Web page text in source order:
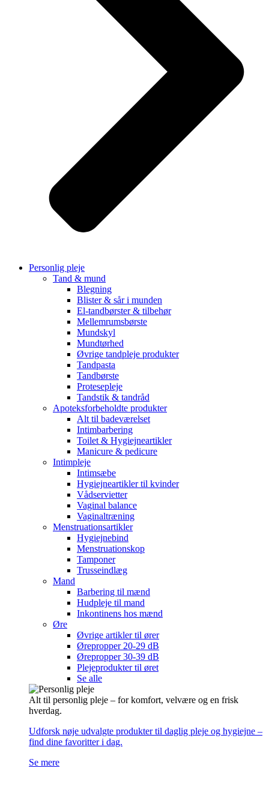
Personlig pleje
Tand & mund
Blegning
Blister & sår i munden
El-tandbørster & tilbehør
Mellemrumsbørste
Mundskyl
Mundtørhed
Øvrige tandpleje produkter
Tandpasta
Tandbørste
Protesepleje
Tandstik & tandråd
Apoteksforbeholdte produkter
Alt til badeværelset
Intimbarbering
Toilet & Hygiejneartikler
Manicure & pedicure
Intimpleje
Intimsæbe
Hygiejneartikler til kvinder
Vådservietter
Vaginal balance
Vaginaltræning
Menstruationsartikler
Hygiejnebind
Menstruationskop
Tamponer
Trusseindlæg
Mand
Barbering til mænd
Hudpleje til mand
Inkontinens hos mænd
Øre
Øvrige artikler til ører
Ørepropper 20-29 dB
Ørepropper 30-39 dB
Plejeprodukter til øret
Se alle
Alt til personlig pleje – for komfort, velvære og en frisk
hverdag.
Udforsk nøje udvalgte produkter til daglig pleje og hygiejne –
find dine favoritter i dag.
Se mere